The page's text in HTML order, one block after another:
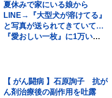
夏休みで家にいる娘から
LINE→『大型犬が溶けてる』
と写真が送られてきていて…
『愛おしい一枚』に1万いい
【 がん闘病 】石原詢子 抗が
ん剤治療後の副作用を吐露